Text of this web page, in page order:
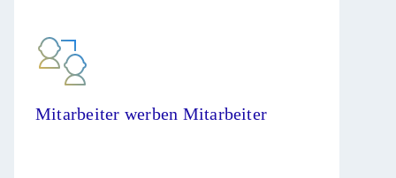
Mitarbeiter werben Mitarbeiter